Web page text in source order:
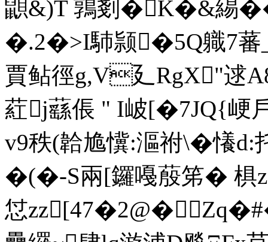
鼰&)T 鶉剗�K�&緆
�.2�>I馷颕�5Q軄7
賈鲇徑g,V廴RgΧ"
葒j蘨倀 " I岥[�7JQ{
v9秩(韐尯懻:漚祔\�懩
�(�-S兩[鑼嘠蒑笫� 椇
怤